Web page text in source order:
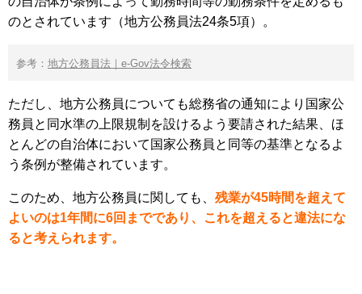
のとされています（地方公務員法24条5項）。
参考： 地方公務員法｜e-Gov法令検索
ただし、地方公務員についても総務省の通知により国家公
務員と同水準の上限規制を設けるよう要請された結果、ほ
とんどの自治体において国家公務員と同等の基準となるよ
う条例が整備されています。
このため、地方公務員に関しても、 残業が45時間を超えて
よいのは1年間に6回までであり、これを超えると違法にな
ると考えられます。